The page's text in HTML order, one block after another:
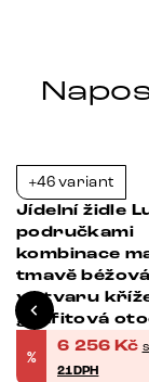
+46 variant
Jídelní židle
područkami
kombinace
tmavě
ve tvaru
grafitová
360° s
%
6 256 Kč
21DPH